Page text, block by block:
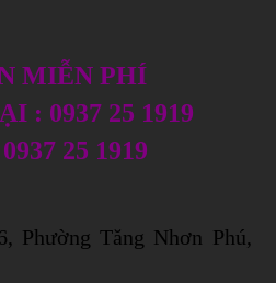
MIỄN PHÍ
: 0937 25 1919
25 1919
Phường Tăng Nhơn Phú,